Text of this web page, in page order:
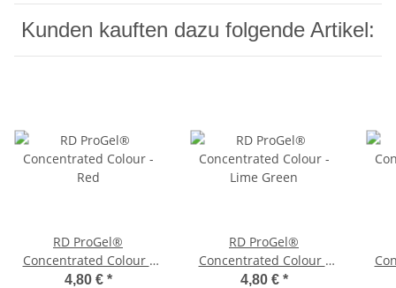
Kunden kauften dazu folgende Artikel:
RD ProGel®
Concentrated Colour -
Red
4,80 € *
RD ProGel®
Concentrated Colour -
Lime Green
4,80 € *